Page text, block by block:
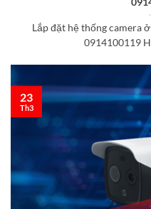
Lắp đặt hệ thống camera
0914100119
23
Th3